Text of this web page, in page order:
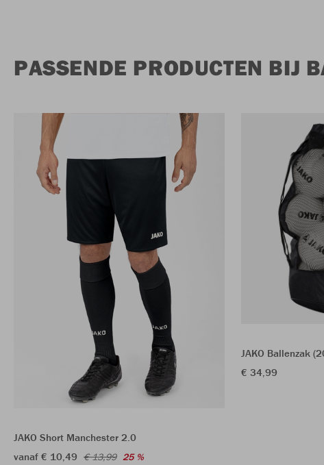
PASSENDE PRODUCTEN BIJ
JAKO Short Manchester 2.0
vanaf € 10,49 € 13,99 25 %
JAKO Ballenzak
€ 34,99